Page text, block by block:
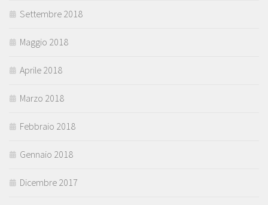
Settembre 2018
Maggio 2018
Aprile 2018
Marzo 2018
Febbraio 2018
Gennaio 2018
Dicembre 2017